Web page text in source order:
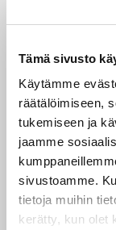
Tämä sivusto
Käytämme
räätälöimiseen,
tukemiseen ja
jaamme
sivustoamme.
tietoja muihin
kerätty, kun olet
metsätalouden
maaperään
”Maaperän
paljonko pelto
kasvukunto